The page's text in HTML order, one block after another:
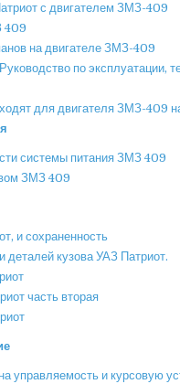
с двигателем ЗМЗ-409
409
на двигателе ЗМЗ-409
по эксплуатации,
для двигателя ЗМЗ-409
системы питания ЗМЗ 409
ЗМЗ 409
и сохраненность
деталей кузова УАЗ Патриот.
часть вторая
управляемость и курсовую